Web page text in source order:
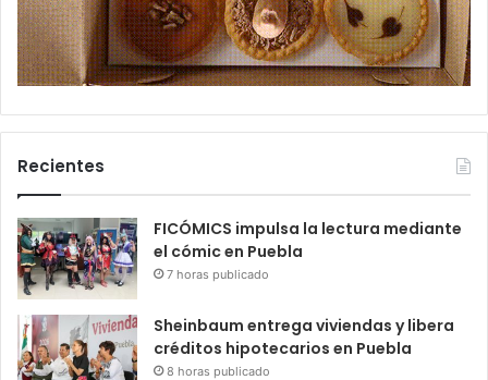
Recientes
FICÓMICS impulsa la lectura mediante
el cómic en Puebla
7 horas publicado
Sheinbaum entrega viviendas y libera
créditos hipotecarios en Puebla
8 horas publicado